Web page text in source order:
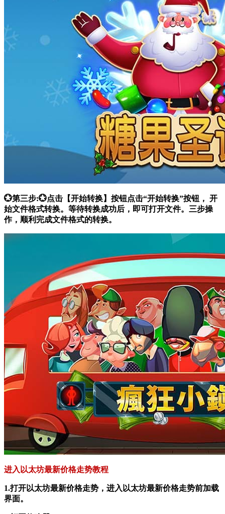
💮第三步:💮点击【开始转换】按钮点击“开始转换”按钮， 开
始文件格式转换。等待转换成功后，即可打开文件。三步操
作，顺利完成文件格式的转换。
进入以太坊最新价格走势教程
1.打开以太坊最新价格走势，进入以太坊最新价格走势前加载
界面。